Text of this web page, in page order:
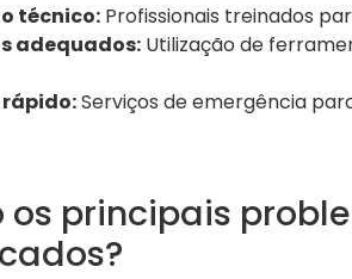
técnico:Profissionais treinados
adequados:Utilização de
Serviços de emergência
os principais